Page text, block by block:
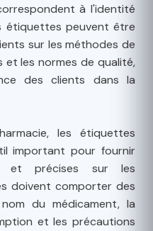
à l'identité
étiquettes peuvent être
sur les méthodes de
les normes de qualité,
des clients dans la
les étiquettes
important pour fournir
et précises sur les
doivent comporter des
du médicament, la
et les précautions